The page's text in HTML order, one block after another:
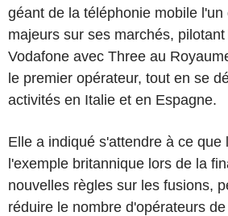
géant de la téléphonie mobile l'un
majeurs sur ses marchés,
Vodafone avec Three au
le premier opérateur, tout en se
activités en Italie et en Espagne.
Elle a indiqué s'attendre à ce que
l'exemple britannique lors de la
nouvelles règles sur les fusions,
réduire le nombre d'opérateurs